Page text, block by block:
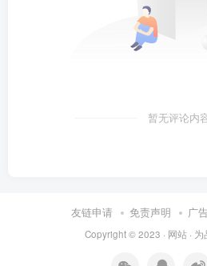
暂无评论内
友链申请 免责声明 广
Copyright © 2023 · 网站 · 为